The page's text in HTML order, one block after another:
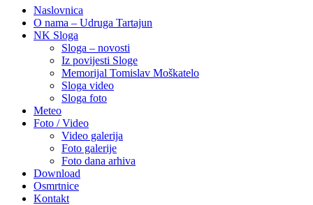
Naslovnica
O nama – Udruga Tartajun
NK Sloga
Sloga – novosti
Iz povijesti Sloge
Memorijal Tomislav Moškatelo
Sloga video
Sloga foto
Meteo
Foto / Video
Video galerija
Foto galerije
Foto dana arhiva
Download
Osmrtnice
Kontakt